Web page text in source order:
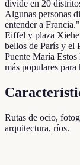
divide en 20
Algunas personas
entender a
Eiffel y plaza
bellos de París y el
Puente María Estos
más populares
Rutas de ocio,
arquitectura, ríos.